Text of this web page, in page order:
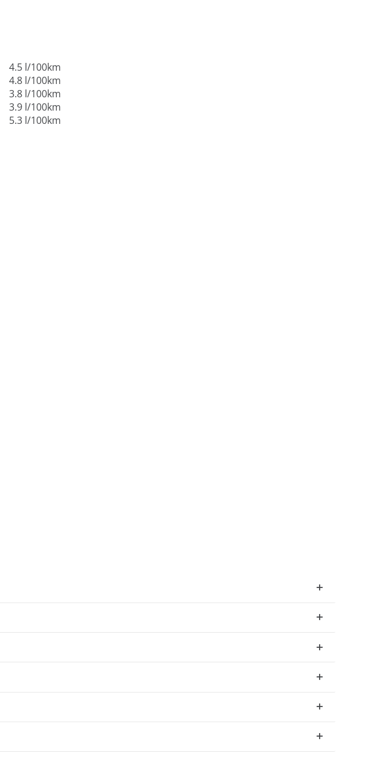
4.5 l/100km
4.8 l/100km
3.8 l/100km
3.9 l/100km
5.3 l/100km